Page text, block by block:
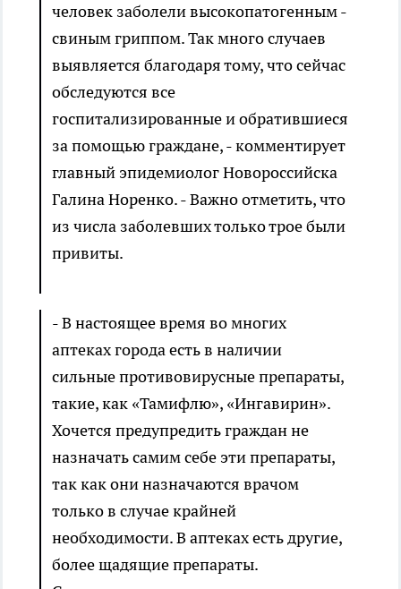
человек заболели высокопатогенным -
свиным гриппом. Так много случаев
выявляется благодаря тому, что сейчас
обследуются все
госпитализированные и обратившиеся
за помощью граждане, - комментирует
главный эпидемиолог Новороссийска
Галина Норенко. - Важно отметить, что
из числа заболевших только трое были
привиты.
- В настоящее время во многих
аптеках города есть в наличии
сильные противовирусные препараты,
такие, как «Тамифлю», «Ингавирин».
Хочется предупредить граждан не
назначать самим себе эти препараты,
так как они назначаются врачом
только в случае крайней
необходимости. В аптеках есть другие,
более щадящие препараты.